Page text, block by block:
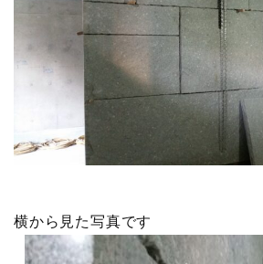
横から見た写真です